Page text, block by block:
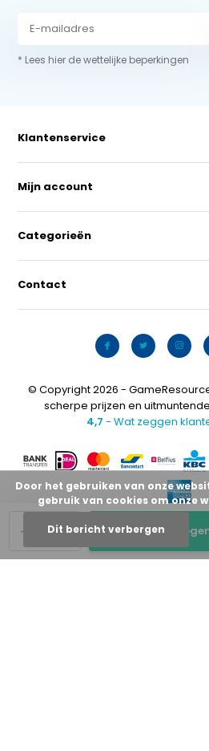
+
-
* Lees hier de wettelijke beperkingen
Klantenservice
Mijn account
Categorieën
Contact
© Copyright 2026 -
scherpe prijzen en
4,7 - Wat zeggen
Door het gebruiken van onze
gebruik van cookies om onze
Dit bericht verbergen